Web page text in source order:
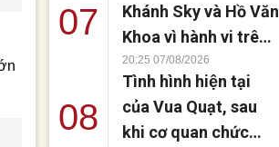
07
Khánh Sky và Hồ Văn
Khoa vì hành vi trên
mạng
20:25 07/08/2026
08
Tình hình hiện tại
của Vua Quạt, sau
khi cơ quan chức